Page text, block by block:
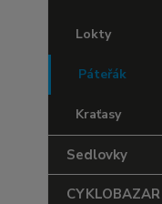
Lokty
Páteřák
Kraťasy
Sedlovky
CYKLOBAZAR